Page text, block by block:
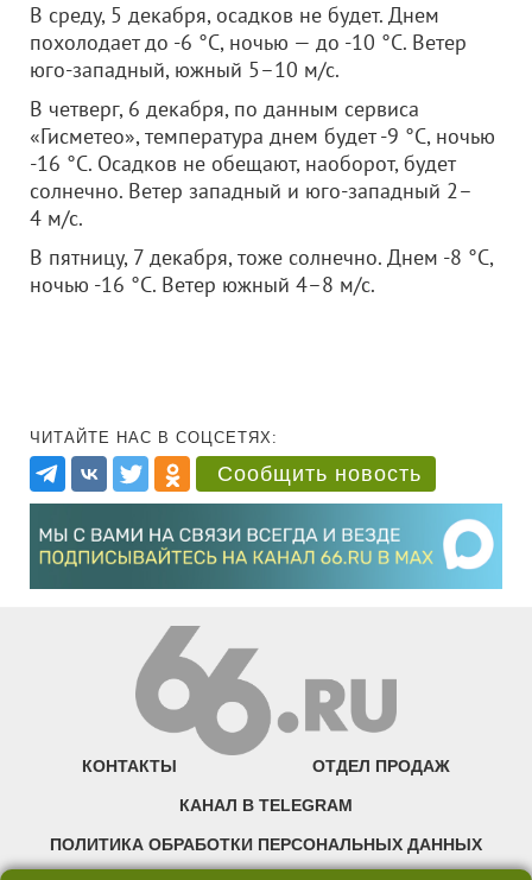
В среду, 5 декабря, осадков не будет. Днем
похолодает до -6 °C, ночью — до -10 °C. Ветер
юго-западный, южный 5–10 м/с.
В четверг, 6 декабря, по данным сервиса
«Гисметео», температура днем будет -9 °C, ночью
-16 °C. Осадков не обещают, наоборот, будет
солнечно. Ветер западный и юго-западный 2–
4 м/с.
В пятницу, 7 декабря, тоже солнечно. Днем -8 °C,
ночью -16 °C. Ветер южный 4–8 м/с.
ЧИТАЙТЕ НАС В СОЦСЕТЯХ:
Сообщить новость
КОНТАКТЫ ОТДЕЛ ПРОДАЖ
КАНАЛ В TELEGRAM
ПОЛИТИКА ОБРАБОТКИ ПЕРСОНАЛЬНЫХ ДАННЫХ